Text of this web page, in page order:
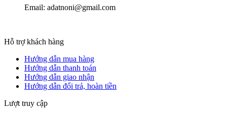
Email: adatnoni@gmail.com
Hỗ trợ khách hàng
Hướng dẫn mua hàng
Hướng dẫn thanh toán
Hướng dẫn giao nhận
Hướng dẫn đổi trả, hoàn tiền
Lượt truy cập